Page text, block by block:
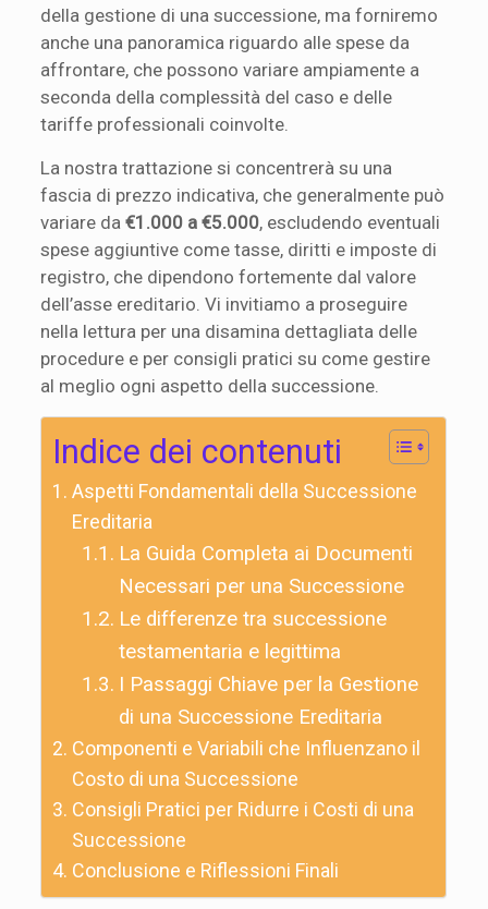
della gestione di una successione, ma forniremo
anche una panoramica riguardo alle spese da
affrontare, che possono variare ampiamente a
seconda della complessità del caso e delle
tariffe professionali coinvolte.
La nostra trattazione si concentrerà su una
fascia di prezzo indicativa, che generalmente può
variare da€1.000 a €5.000, escludendo eventuali
spese aggiuntive come tasse, diritti e imposte di
registro, che dipendono fortemente dal valore
dell’asse ereditario. Vi invitiamo a proseguire
nella lettura per una disamina dettagliata delle
procedure e per consigli pratici su come gestire
al meglio ogni aspetto della successione.
Indice dei contenuti
Aspetti Fondamentali della Successione
Ereditaria
La Guida Completa ai Documenti
Necessari per una Successione
Le differenze tra successione
testamentaria e legittima
I Passaggi Chiave per la Gestione
di una Successione Ereditaria
Componenti e Variabili che Influenzano il
Costo di una Successione
Consigli Pratici per Ridurre i Costi di una
Successione
Conclusione e Riflessioni Finali